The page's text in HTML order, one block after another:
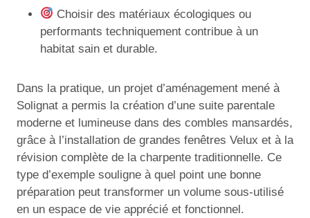
Choisir des matériaux écologiques ou
performants techniquement contribue à un
habitat sain et durable.
Dans la pratique, un projet d’aménagement mené à
Solignat a permis la création d’une suite parentale
moderne et lumineuse dans des combles mansardés,
grâce à l’installation de grandes fenêtres Velux et à la
révision complète de la charpente traditionnelle. Ce
type d’exemple souligne à quel point une bonne
préparation peut transformer un volume sous-utilisé
en un espace de vie apprécié et fonctionnel.